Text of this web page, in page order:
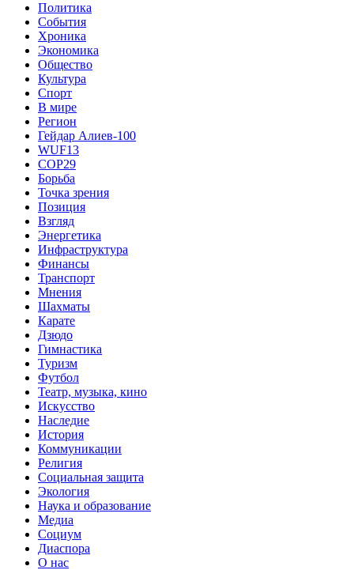
Политика
События
Хроника
Экономика
Общество
Культура
Спорт
В мире
Регион
Гейдар Алиев-100
WUF13
COP29
Борьба
Точка зрения
Позиция
Взгляд
Энергетика
Инфраструктура
Финансы
Транспорт
Мнения
Шахматы
Карате
Дзюдо
Гимнастика
Туризм
Футбол
Театр, музыка, кино
Искусство
Наследие
История
Коммуникации
Религия
Социальная защита
Экология
Наука и образование
Медиа
Социум
Диаспора
О нас